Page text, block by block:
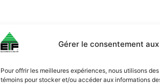
Gérer le consentement
Pour offrir les meilleures expériences, nous utilisons
témoins pour stocker et/ou accéder aux informations